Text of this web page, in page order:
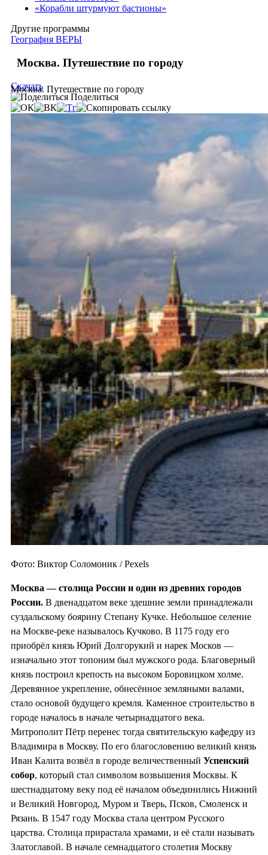
«Корабли штурмуют бастионы»
Другие программы
География ВЕРЫ
Москва. Путешествие по городу
Москва. Путешествие по городу
Скачать
Поделиться
Фото: Виктор Соломоник / Pexels
Москва — столица России и один из древних городов
России. В двенадцатом веке здешние земли принадлежали
суздальскому боярину Степану Кучке. Небольшое селение
на Москве-реке называлось Кучково. В 1175 году его
приобрёл князь Юрий Долгорукий и нарек Москов —
изначально этот топоним был мужского рода. Благоверный
князь построил крепость на высоком Боровицком холме.
Деревянное укрепление, обнесённое земляными валами,
стало основой будущего кремля. Каменное строительство в
городе началось в начале четырнадцатого века.
Митрополит Пётр перенес тогда святительскую кафедру из
Владимира в Москву. По его благословению великий князь
Иван Калита возвёл в городе величественный Успенский
собор, который стал символом возвышения Москвы. К
шестнадцатому веку под её началом объединились Нижний
и Великий Новгород, Муром и Тверь, Псков, Смоленск и
Рязань. В 1547 году Москва стала центром Русского
царства. Столица прирастала храмами, и её стали называть
Златоглавой. В начале семнадцатого столетия Москву